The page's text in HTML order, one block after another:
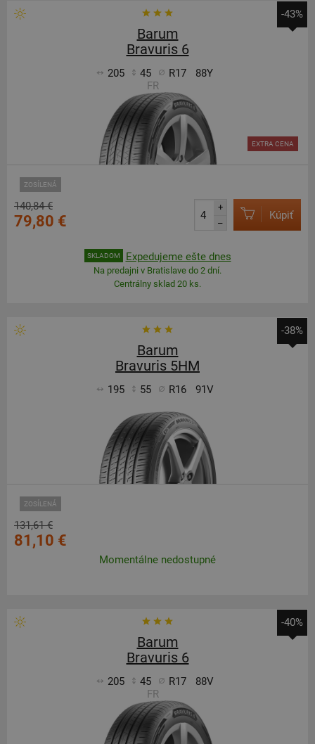
-43%
Barum
Bravuris 6
205 45 R17
88Y
FR
ZOSÍLENÁ
EXTRA CENA
140,84 €
79,80 €
+
–
Kúpiť
SKLADOM Expedujeme ešte dnes
Na predajni v Bratislave do 2 dní.
Centrálny sklad 20 ks.
-38%
Barum
Bravuris 5HM
195 55 R16 91V
ZOSÍLENÁ
131,61 €
81,10 €
Momentálne nedostupné
-40%
Barum
Bravuris 6
205 45 R17
88V
FR